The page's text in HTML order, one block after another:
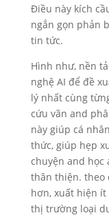
Điều này kích
ngắn gọn phản
tin tức.
Hình như, nền
nghệ AI để đề
lý nhất cùng
cứu vãn and
này giúp cá
thức, giúp hẹp
chuyện and
thân thiện. theo
hơn, xuất hiện
thị trường loại